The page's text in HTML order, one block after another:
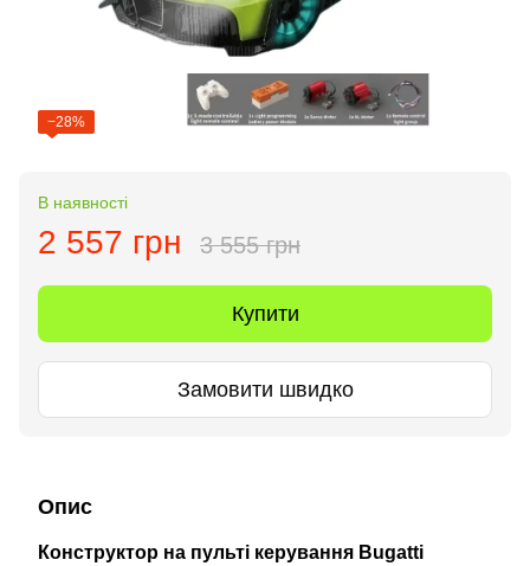
−28%
В наявності
2 557 грн 3 555 грн
Купити
Замовити швидко
Опис
Конструктор на пульті керування Bugatti